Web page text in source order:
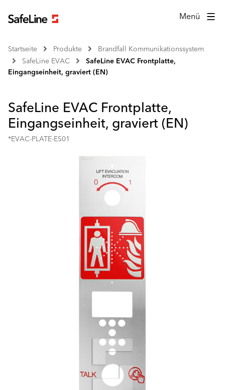
Menü
Startseite Produkte
Brandfall Kommunikationssystem
SafeLine EVAC
SafeLine EVAC Frontplatte,
Eingangseinheit, graviert (EN)
SafeLine EVAC Frontplatte,
Eingangseinheit, graviert (EN)
*EVAC-PLATE-ES01